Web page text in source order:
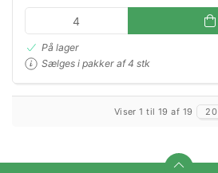
På lager
Sælges i pakker af 4 stk
Viser 1 til 19 af 19 20